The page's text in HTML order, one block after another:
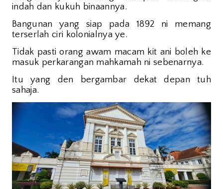
indah dan kukuh binaannya.
Bangunan yang siap pada 1892 ni memang
terserlah ciri kolonialnya ye.
Tidak pasti orang awam macam kit ani boleh ke
masuk perkarangan mahkamah ni sebenarnya.
Itu yang den bergambar dekat depan tuh
sahaja.